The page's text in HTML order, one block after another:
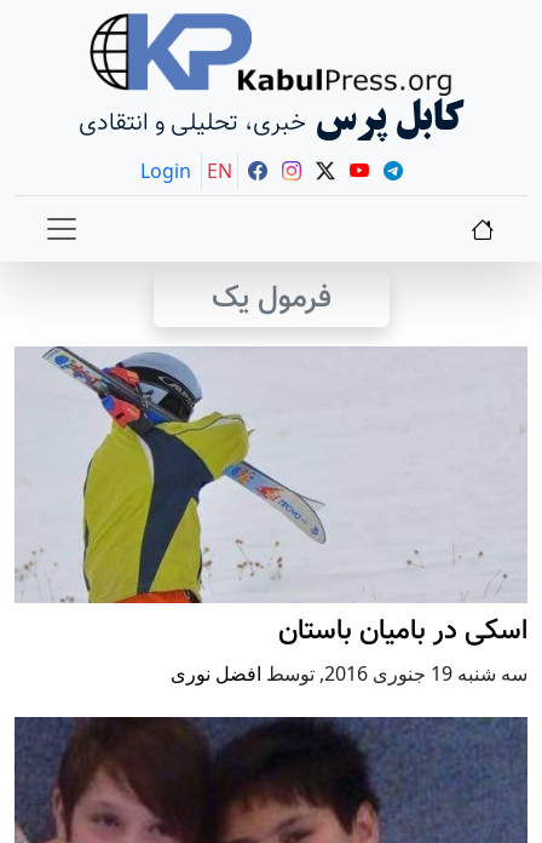
کابل پرس خبری، تحلیلی و انتقادی
Login EN
فرمول یک
اسکی در بامیان باستان
سه شنبه 19 جنوری 2016 , توسط افضل نوری